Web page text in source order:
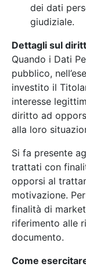
dei dati
giudiziale.
Dettagli sul
Quando i Dati
pubblico,
investito il
interesse
diritto ad
alla loro
Si fa presente
trattati con
opporsi al
motivazione.
finalità di
riferimento alle
documento.
Come